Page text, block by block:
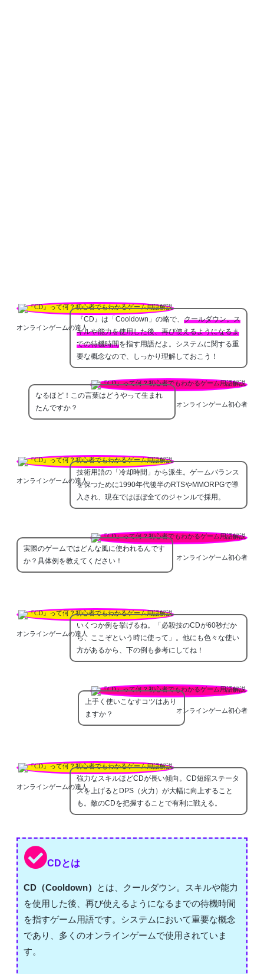
オンラインゲームの達人
『CD』は「Cooldown」の略で、 クールダウン。ス
キルや能力を使用した後、再び使えるようになるま
での待機時間を指す用語だよ。システムに関する重
要な概念なので、しっかり理解しておこう！
オンラインゲーム初心者
なるほど！この言葉はどうやって生まれ
たんですか？
オンラインゲームの達人
技術用語の「冷却時間」から派生。ゲームバランス
を保つために1990年代後半のRTSやMMORPGで導
入され、現在ではほぼ全てのジャンルで採用。
オンラインゲーム初心者
実際のゲームではどんな風に使われるんです
か？具体例を教えてください！
オンラインゲームの達人
いくつか例を挙げるね。「必殺技のCDが60秒だか
ら、ここぞという時に使って」。他にも色々な使い
方があるから、下の例も参考にしてね！
オンラインゲーム初心者
上手く使いこなすコツはあり
ますか？
オンラインゲームの達人
強力なスキルほどCDが長い傾向。CD短縮ステータ
スを上げるとDPS（火力）が大幅に向上すること
も。敵のCDを把握することで有利に戦える。
CDとは
CD（Cooldown）
とは、クールダウン。スキルや能力
を使用した後、再び使えるようになるまでの待機時間
を指すゲーム用語です。システムにおいて重要な概念
であり、多くのオンラインゲームで使用されていま
す。